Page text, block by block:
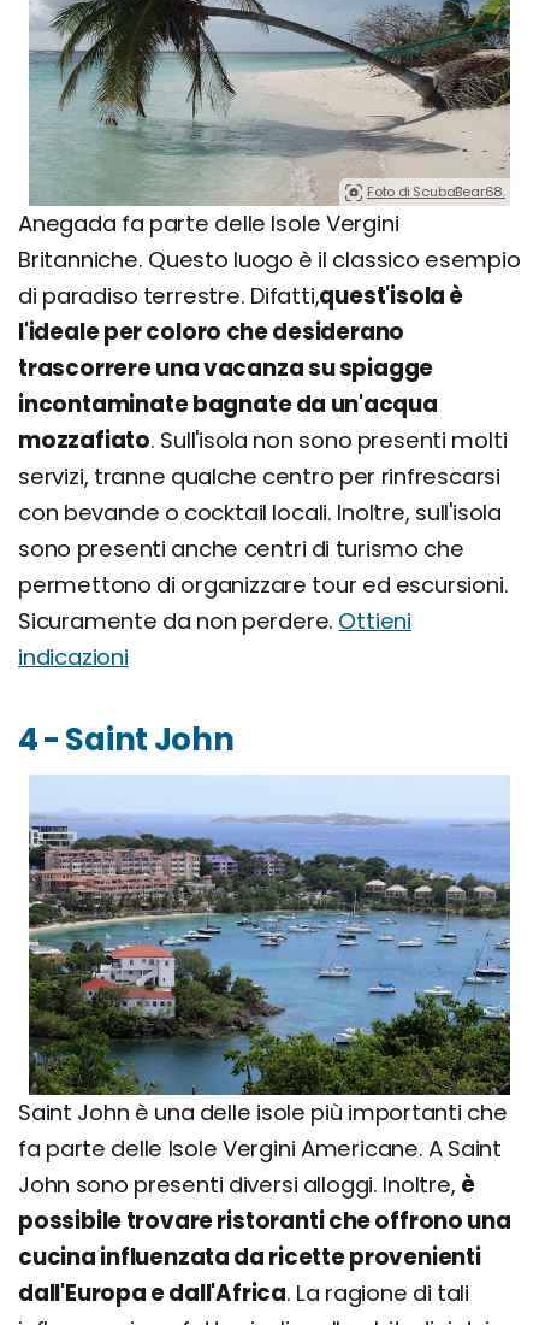
Foto di ScubaBear68.
Anegada fa parte delle Isole Vergini
Britanniche. Questo luogo è il classico esempio
di paradiso terrestre. Difatti,quest'isola è
l'ideale per coloro che desiderano
trascorrere una vacanza su spiagge
incontaminate bagnate da un'acqua
mozzafiato. Sull'isola non sono presenti molti
servizi, tranne qualche centro per rinfrescarsi
con bevande o cocktail locali. Inoltre, sull'isola
sono presenti anche centri di turismo che
permettono di organizzare tour ed escursioni.
Sicuramente da non perdere. Ottieni
indicazioni
4 - Saint John
Saint John è una delle isole più importanti che
fa parte delle Isole Vergini Americane. A Saint
John sono presenti diversi alloggi. Inoltre, è
possibile trovare ristoranti che offrono una
cucina influenzata da ricette provenienti
dall'Europa e dall'Africa. La ragione di tali